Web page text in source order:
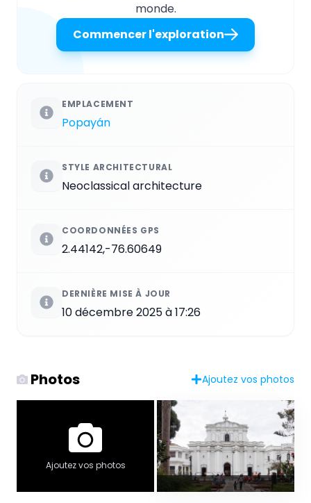
monde.
Commencer l'exploration
EMPLACEMENT
Popayán
STYLE ARCHITECTURAL
Neoclassical architecture
COORDONNÉES GPS
2.44142,-76.60649
DERNIÈRE MISE À JOUR
10 décembre 2025 à 17:26
Photos Ajoutez vos photos
Ajoutez vos photos